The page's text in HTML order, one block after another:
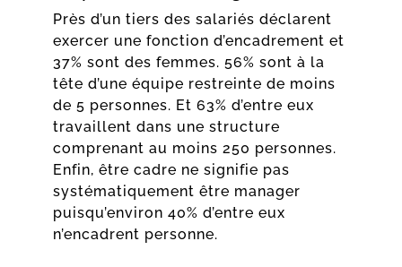
Près d’un tiers des salariés déclarent
exercer une fonction d’encadrement et
37% sont des femmes. 56% sont à la
tête d’une équipe restreinte de moins
de 5 personnes. Et 63% d’entre eux
travaillent dans une structure
comprenant au moins 250 personnes.
Enfin, être cadre ne signifie pas
systématiquement être manager
puisqu’environ 40% d’entre eux
n’encadrent personne.